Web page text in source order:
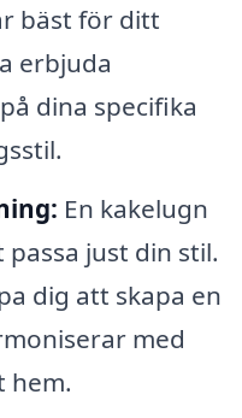
bäst för ditt
erbjuda
dina specifika
En kakelugn
just din stil.
dig att skapa en
med
hem.